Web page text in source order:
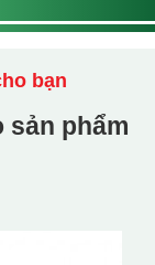
bạn
sản phẩm